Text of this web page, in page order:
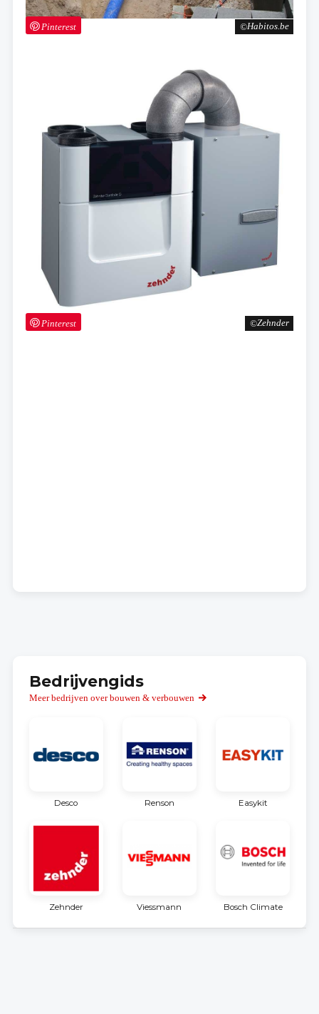
Habitos.be
Pinterest
Zehnder
Pinterest
Bedrijvengids
Meer bedrijven over bouwen & verbouwen
Desco Renson Easykit
Zehnder Viessmann Bosch Climate